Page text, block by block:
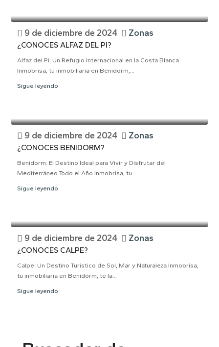
9 de diciembre de 2024 Zonas
¿CONOCES ALFAZ DEL PI?
Alfaz del Pi: Un Refugio Internacional en la Costa Blanca
Inmobrisa, tu inmobiliaria en Benidorm,...
Sigue leyendo
9 de diciembre de 2024 Zonas
¿CONOCES BENIDORM?
Benidorm: El Destino Ideal para Vivir y Disfrutar del
Mediterráneo Todo el Año Inmobrisa, tu...
Sigue leyendo
9 de diciembre de 2024 Zonas
¿CONOCES CALPE?
Calpe: Un Destino Turístico de Sol, Mar y Naturaleza Inmobrisa,
tu inmobiliaria en Benidorm, te la...
Sigue leyendo